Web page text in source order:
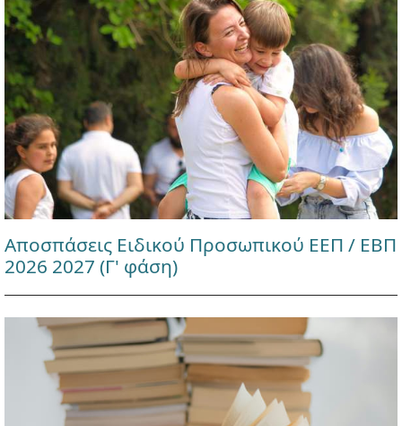
Αποσπάσεις Ειδικού Προσωπικού ΕΕΠ / ΕΒΠ
2026 2027 (Γ' φάση)